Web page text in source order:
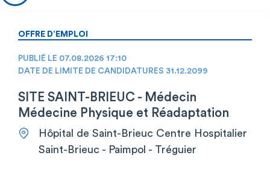
OFFRE D’EMPLOI
PUBLIÉ LE 07.08.2026 17:10
DATE DE LIMITE DE CANDIDATURES 31.12.2099
SITE SAINT-BRIEUC - Médecin
Médecine Physique et Réadaptation
Hôpital de Saint-Brieuc Centre Hospitalier
Saint-Brieuc - Paimpol - Tréguier